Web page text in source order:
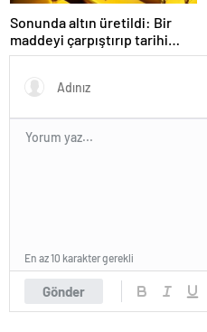
Sonunda altın üretildi: Bir
maddeyi çarpıştırıp tarihi
değiştirdiler
Gönder
En az 10 karakter gerekli